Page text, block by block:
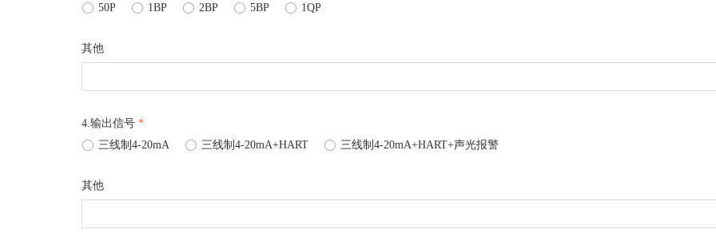
ꀐ 50P ꀐ 1BP ꀐ 2BP ꀐ 5BP ꀐ 1QP
其他
4.输出信号 *
ꀐ 三线制4-20mA ꀐ 三线制4-20mA+HART ꀐ 三线制4-20mA+HART+声光报警
其他